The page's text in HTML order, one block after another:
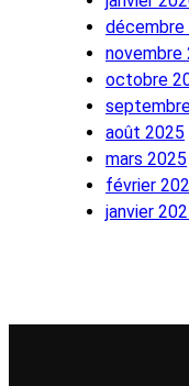
décembre
novembre
octobre
août 2025
mars 2025
février
janvier